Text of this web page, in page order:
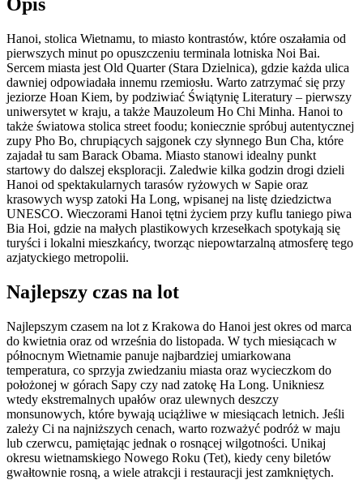
Hanoi, stolica Wietnamu, to miasto kontrastów, które oszałamia od
pierwszych minut po opuszczeniu terminala lotniska Noi Bai.
Sercem miasta jest Old Quarter (Stara Dzielnica), gdzie każda ulica
dawniej odpowiadała innemu rzemiosłu. Warto zatrzymać się przy
jeziorze Hoan Kiem, by podziwiać Świątynię Literatury – pierwszy
uniwersytet w kraju, a także Mauzoleum Ho Chi Minha. Hanoi to
także światowa stolica street foodu; koniecznie spróbuj autentycznej
zupy Pho Bo, chrupiących sajgonek czy słynnego Bun Cha, które
zajadał tu sam Barack Obama. Miasto stanowi idealny punkt
startowy do dalszej eksploracji. Zaledwie kilka godzin drogi dzieli
Hanoi od spektakularnych tarasów ryżowych w Sapie oraz
krasowych wysp zatoki Ha Long, wpisanej na listę dziedzictwa
UNESCO. Wieczorami Hanoi tętni życiem przy kuflu taniego piwa
Bia Hoi, gdzie na małych plastikowych krzesełkach spotykają się
turyści i lokalni mieszkańcy, tworząc niepowtarzalną atmosferę tego
azjatyckiego metropolii.
Najlepszy czas na lot
Najlepszym czasem na lot z Krakowa do Hanoi jest okres od marca
do kwietnia oraz od września do listopada. W tych miesiącach w
północnym Wietnamie panuje najbardziej umiarkowana
temperatura, co sprzyja zwiedzaniu miasta oraz wycieczkom do
położonej w górach Sapy czy nad zatokę Ha Long. Unikniesz
wtedy ekstremalnych upałów oraz ulewnych deszczy
monsunowych, które bywają uciążliwe w miesiącach letnich. Jeśli
zależy Ci na najniższych cenach, warto rozważyć podróż w maju
lub czerwcu, pamiętając jednak o rosnącej wilgotności. Unikaj
okresu wietnamskiego Nowego Roku (Tet), kiedy ceny biletów
gwałtownie rosną, a wiele atrakcji i restauracji jest zamkniętych.